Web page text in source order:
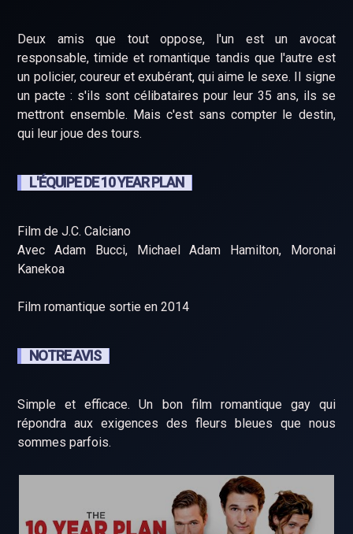
Deux amis que tout oppose, l'un est un avocat
responsable, timide et romantique tandis que l'autre est
un policier, coureur et exubérant, qui aime le sexe. Il signe
un pacte : s'ils sont célibataires pour leur 35 ans, ils se
mettront ensemble. Mais c'est sans compter le destin,
qui leur joue des tours.
L'ÉQUIPE DE 10 YEAR PLAN
Film de J.C. Calciano
Avec Adam Bucci, Michael Adam Hamilton, Moronai
Kanekoa
Film romantique sortie en 2014
NOTRE AVIS
Simple et efficace. Un bon film romantique gay qui
répondra aux exigences des fleurs bleues que nous
sommes parfois.